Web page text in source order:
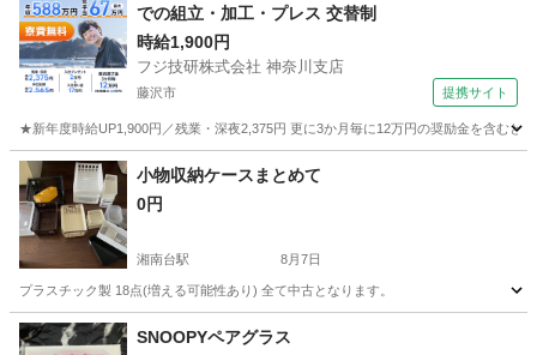
での組立・加工・プレス 交替制
時給1,900円
フジ技研株式会社 神奈川支店
藤沢市 提携サイト
★新年度時給UP1,900円／残業・深夜2,375円 更に3か月毎に12万円の奨励金を含む
神奈川 藤沢市 その他
小物収納ケースまとめて
0円
湘南台駅 8月7日
プラスチック製 18点(増える可能性あり) 全て中古となります。
神奈川 藤沢市 家庭用品
SNOOPYペアグラス